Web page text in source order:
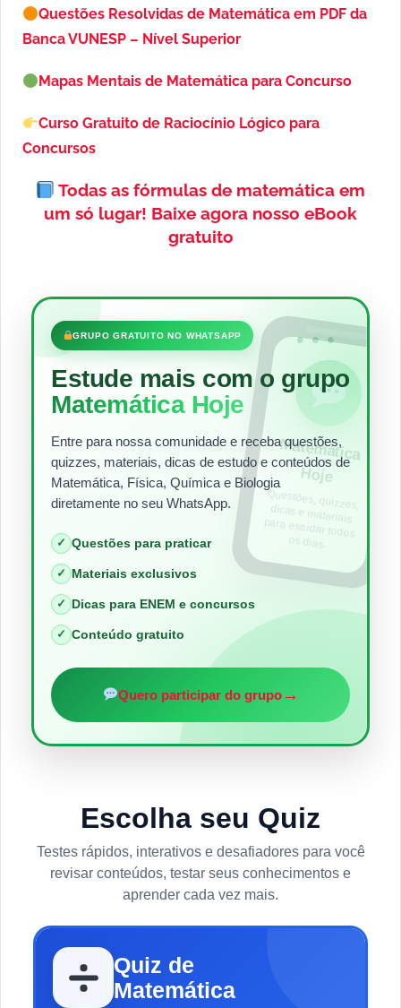
Questões Resolvidas de Matemática em PDF da
Banca VUNESP – Nível Superior
Mapas Mentais de Matemática para Concurso
Curso Gratuito de Raciocínio Lógico para
Concursos
Todas as fórmulas de matemática em
um só lugar! Baixe agora nosso eBook
gratuito
•••
GRUPO GRATUITO NO WHATSAPP
Estude mais com o grupo
Matemática Hoje
Entre para nossa comunidade e receba questões,
quizzes, materiais, dicas de estudo e conteúdos de
Matemática, Física, Química e Biologia
diretamente no seu WhatsApp.
✓ Questões para praticar
✓ Materiais exclusivos
✓ Dicas para ENEM e concursos
✓ Conteúdo gratuito
Quero participar do grupo→
Matem
ática
Hoje
Questões, quizzes,
dicas e materiais
para estudar todos
os dias.
Escolha seu Quiz
Testes rápidos, interativos e desafiadores para você
revisar conteúdos, testar seus conhecimentos e
aprender cada vez mais.
Quiz de
Matemática